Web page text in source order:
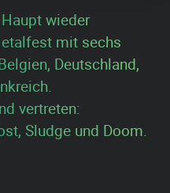
wieder
mit sechs
Deutschland,
vertreten:
Sludge und Doom.